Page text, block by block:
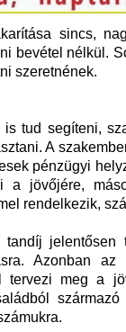
sincs,
bevétel nélkül.
szeretnének.
tud segíteni,
A
pénzügyi
a jövőjére,
rendelkezik,
jelentősen
Azonban
tervezi meg a